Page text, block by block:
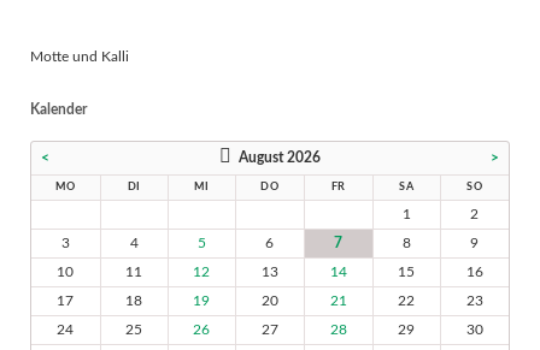
Motte und Kalli
Kalender
< August 2026 >
MO DI MI DO FR SA SO
1
2
3
4 5 6 7 8
9
10
11 12 13 14 15
16
17
18 19 20 21 22
23
24
25 26 27 28 29
30